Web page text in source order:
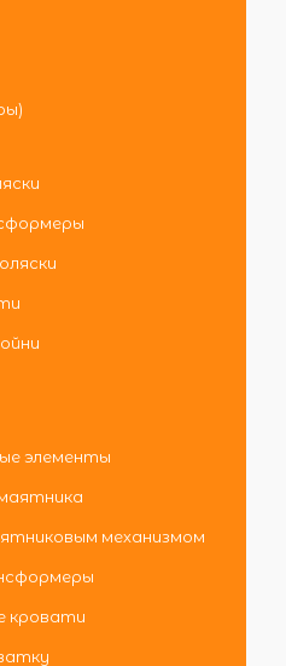
элементы
механизмом
кровати